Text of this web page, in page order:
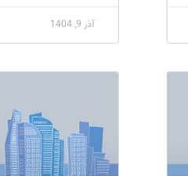
آذر 9, 1404